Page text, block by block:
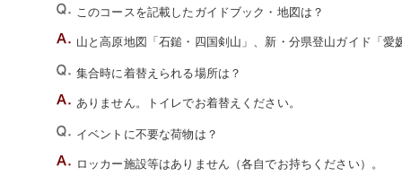
このコースを記載したガイドブック・地図は？
山と高原地図「石鎚・四国剣山」、新・分県登山ガイド「愛
集合時に着替えられる場所は？
ありません。トイレでお着替えください。
イベントに不要な荷物は？
ロッカー施設等はありません（各自でお持ちください）。